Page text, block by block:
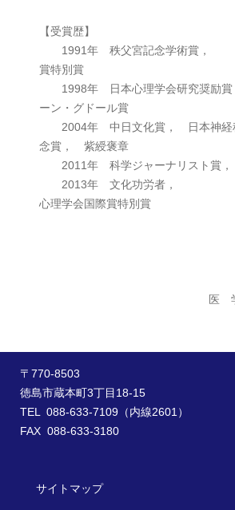
【受賞歴】
1991年 秩父宮記念学術賞
賞特別賞
1998年 日本心理学会研究奨励
ーン・グドール賞
2004年 中日文化賞， 日本神経
念賞， 紫綬褒章
2011年 科学ジャーナリスト賞，
2013年 文化功労者，
心理学会国際賞特別賞
青 藍
医 学
〒770-8503
徳島市蔵本町3丁目18-15
TEL 088-633-7109（内線2601）
FAX 088-633-3180
サイトマップ